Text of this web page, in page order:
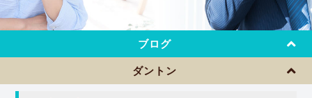
ブログ
ダントン